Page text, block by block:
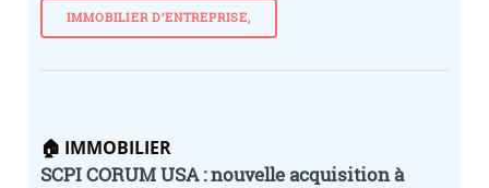
IMMOBILIER D’ENTREPRISE,
🏠 IMMOBILIER
SCPI CORUM USA : nouvelle acquisition à